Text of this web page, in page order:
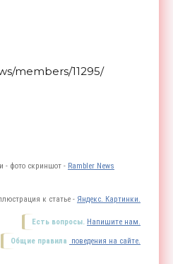
members/11295/
- фото скриншот - Rambler News
к статье - Яндекс. Картинки.
Есть вопросы. Напишите нам.
Общие правила поведения на сайте.